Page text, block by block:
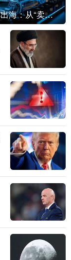
中国汽车出海：从“卖出去”到“走进去”